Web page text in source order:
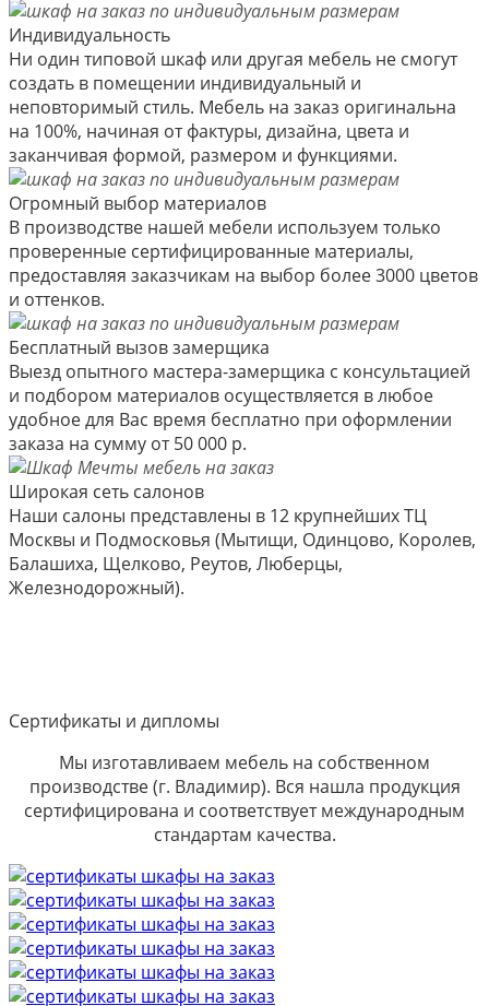
Индивидуальность
Ни один типовой шкаф или другая мебель не смогут
создать в помещении индивидуальный и
неповторимый стиль. Мебель на заказ оригинальна
на 100%, начиная от фактуры, дизайна, цвета и
заканчивая формой, размером и функциями.
Огромный выбор материалов
В производстве нашей мебели используем только
проверенные сертифицированные материалы,
предоставляя заказчикам на выбор более 3000 цветов
и оттенков.
Бесплатный вызов замерщика
Выезд опытного мастера-замерщика с консультацией
и подбором материалов осуществляется в любое
удобное для Вас время бесплатно при оформлении
заказа на сумму от 50 000 р.
Широкая сеть салонов
Наши салоны представлены в 12 крупнейших ТЦ
Москвы и Подмосковья (Мытищи, Одинцово, Королев,
Балашиха, Щелково, Реутов, Люберцы,
Железнодорожный).
Сертификаты и дипломы
Мы изготавливаем мебель на собственном
производстве (г. Владимир). Вся нашла продукция
сертифицирована и соответствует международным
стандартам качества.